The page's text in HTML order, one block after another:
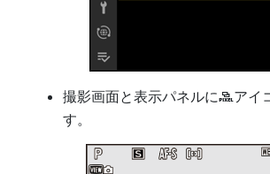
撮影画面と表示パネルにZアイ
す。